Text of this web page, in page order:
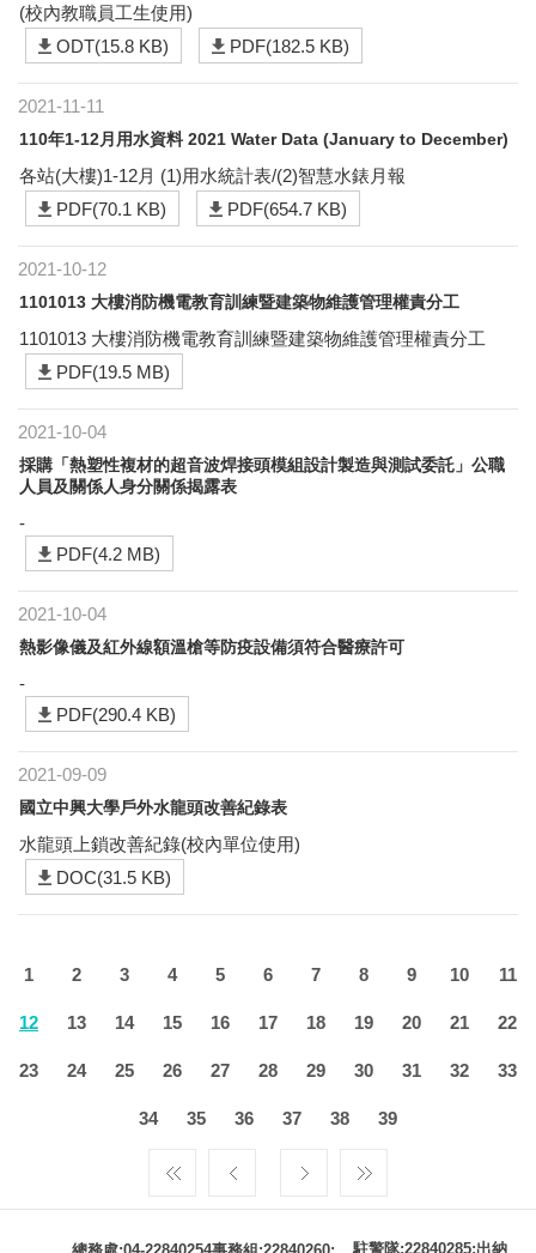
(校內教職員工生使用)
ODT(15.8 KB)
PDF(182.5 KB)
2021-11-11
110年1-12月用水資料 2021 Water Data (January to December)
各站(大樓)1-12月 (1)用水統計表/(2)智慧水錶月報
PDF(70.1 KB)
PDF(654.7 KB)
2021-10-12
1101013 大樓消防機電教育訓練暨建築物維護管理權責分工
1101013 大樓消防機電教育訓練暨建築物維護管理權責分工
PDF(19.5 MB)
2021-10-04
採購「熱塑性複材的超音波焊接頭模組設計製造與測試委託」公職
人員及關係人身分關係揭露表
-
PDF(4.2 MB)
2021-10-04
熱影像儀及紅外線額溫槍等防疫設備須符合醫療許可
-
PDF(290.4 KB)
2021-09-09
國立中興大學戶外水龍頭改善紀錄表
水龍頭上鎖改善紀錄(校內單位使用)
DOC(31.5 KB)
1 2 3 4 5 6 7 8 9 10 11
12 13 14 15 16 17 18 19 20 21 22
23 24 25 26 27 28 29 30 31 32 33
34 35 36 37 38 39
駐警隊:22840285;出納